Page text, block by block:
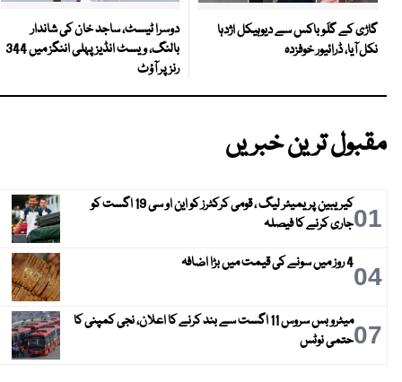
گاڑی کے گلَو باکس سے دیوہیکل اژدہا
نکل آیا، ڈرائیور خوفزدہ
دوسرا ٹیسٹ، ساجد خان کی شاندار
بالنگ، ویسٹ انڈیز پہلی اننگز میں 344
رنز پر آؤٹ
مقبول ترین خبریں
01
کیریبین پریمیئر لیگ ، قومی کرکٹرز کو این او سی 19 اگست کو
جاری کرنے کا فیصلہ
044 روز میں سونے کی قیمت میں بڑا اضافہ
07
میٹرو بس سروس 11 اگست سے بند کرنے کا اعلان، نجی کمپنی کا
حتمی نوٹس